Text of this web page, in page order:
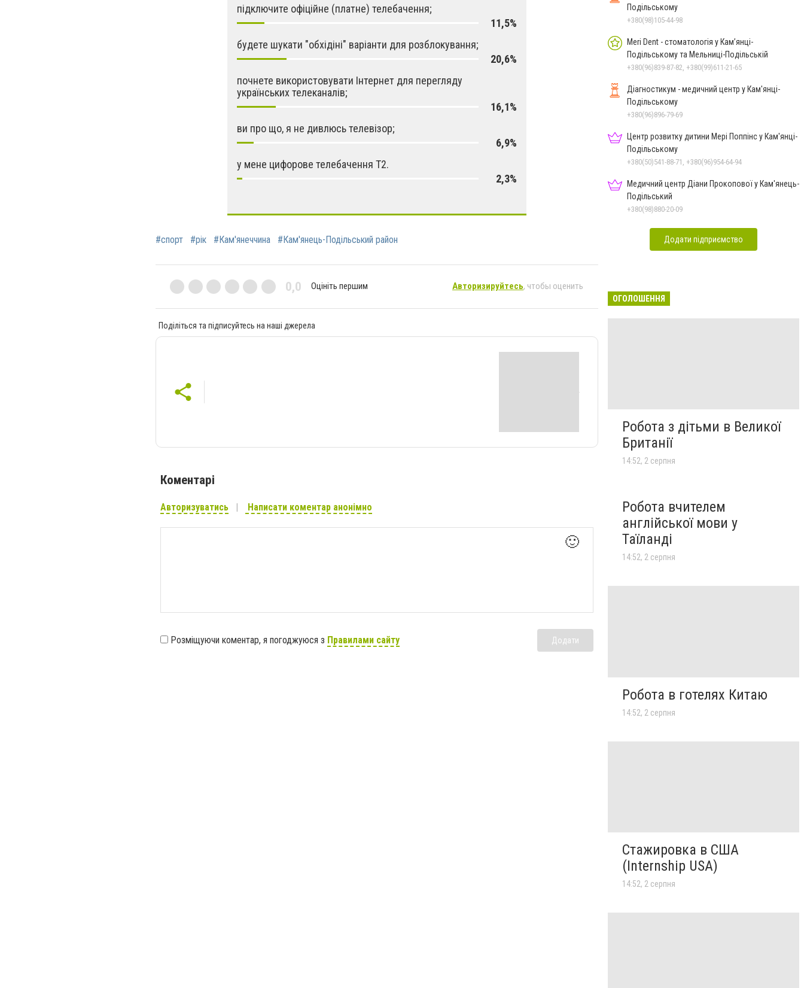
підключите офіційне (платне) телебачення;
11,5%
будете шукати "обхідіні" варіанти для розблокування;
20,6%
почнете використовувати Інтернет для перегляду
українських телеканалів;
16,1%
ви про що, я не дивлюсь телевізор;
6,9%
у мене цифорове телебачення Т2.
2,3%
#спорт #рік #Кам'янеччина #Кам'янець-Подільський район
0,0 Оцініть першим Авторизируйтесь, чтобы оценить
Поділіться та підписуйтесь на наші джерела
Коментарі
Авторизуватись Написати коментар анонімно
🙂
Розміщуючи коментар, я погоджуюся з Правилами сайту Додати
Подільському
+380(98)105-44-98
Meri Dent - стоматологія у Кам’янці-
Подільському та Мельниці-Подільській
+380(96)839-87-82, +380(99)611-21-65
Діагностикум - медичний центр у Кам'янці-
Подільському
+380(96)896-79-69
Центр розвитку дитини Мері Поппінс у Кам'янці-
Подільському
+380(50)541-88-71, +380(96)954-64-94
Медичний центр Діани Прокопової у Кам'янець-
Подільський
+380(98)880-20-09
Додати підприємство
ОГОЛОШЕННЯ
Робота з дітьми в Великої
Британії
14:52, 2 серпня
Робота вчителем
англійської мови у
Таїланді
14:52, 2 серпня
Робота в готелях Китаю
14:52, 2 серпня
Стажировка в США
(Internship USA)
14:52, 2 серпня